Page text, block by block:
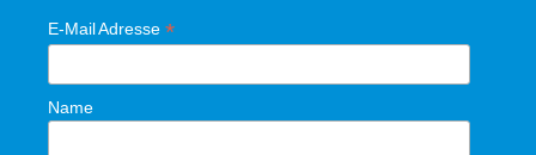
E-Mail Adresse *
Name